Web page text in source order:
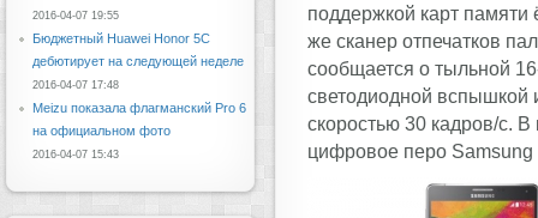
поддержкой карт памяти
же сканер отпечатков
сообщается о тыльной
светодиодной вспышкой
скоростью 30 кадров/с. В
цифровое перо Samsung
2016-04-07 19:55
Бюджетный Huawei Honor 5C
дебютирует на следующей неделе
2016-04-07 17:48
Meizu показала флагманский Pro 6
на официальном фото
2016-04-07 15:43